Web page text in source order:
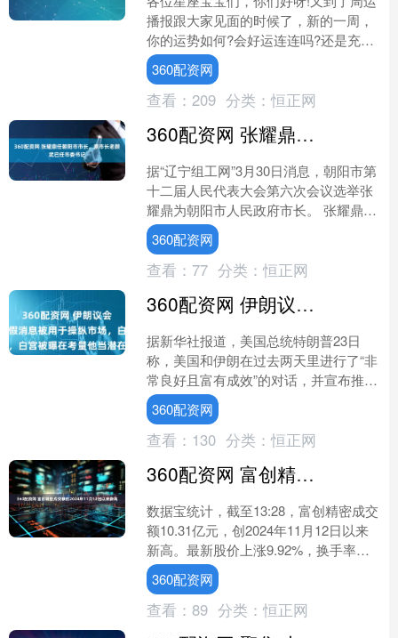
播报跟大家见面的时候了，新的一周，
你的运势如何?会好运连连吗?还是充满
挑战?下面跟着一起来看看12星座一周
最新运势详解吧。 ....
360配资网
查看： 209 分类： 恒正网
360配资网 张耀鼎任朝阳市市长，原市长老颜武已任市委书记
据“辽宁组工网”3月30日消息，朝阳市第
十二届人民代表大会第六次会议选举张
耀鼎为朝阳市人民政府市长。 张耀鼎，
1979年8月生，此前任辽宁省审计厅党
组书记、厅长....
360配资网
查看： 77 分类： 恒正网
360配资网 伊朗议会议长称谈判假消息被用于操纵市场，白宫被曝在考量他当潜在合作伙伴
据新华社报道，美国总统特朗普23日
称，美国和伊朗在过去两天里进行了“非
常良好且富有成效”的对话，并宣布推迟
对伊朗发电站和能源基础设施的军事打
击。伊朗方面随即否认....
360配资网
查看： 130 分类： 恒正网
360配资网 富创精密成交额创2024年11月12日以来新高
数据宝统计，截至13:28，富创精密成交
额10.31亿元，创2024年11月12日以来
新高。最新股价上涨9.92%，换手率
8.39%。上一交易日该股全天成交额
为....
360配资网
查看： 89 分类： 恒正网